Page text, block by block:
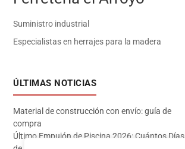
Suministro industrial
Especialistas en herrajes para la madera
ÚLTIMAS NOTICIAS
Material de construcción con envío: guía de
compra
Último Empujón de Piscina 2026: Cuántos Días